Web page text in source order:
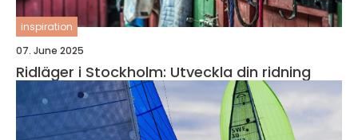
inspiration
07. June 2025
Ridläger i Stockholm: Utveckla din ridning